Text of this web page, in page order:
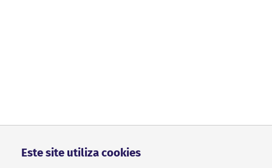
Este site utiliza cookies